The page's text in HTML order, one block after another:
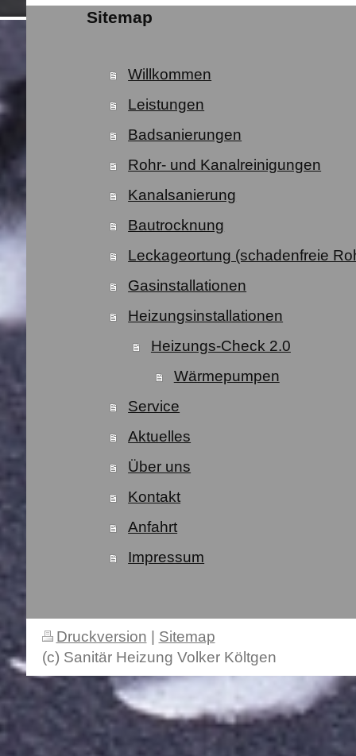
Sitemap
Willkommen
Leistungen
Badsanierungen
Rohr- und Kanalreinigungen
Kanalsanierung
Bautrocknung
Leckageortung (schadenfreie
Gasinstallationen
Heizungsinstallationen
Heizungs-Check 2.0
Wärmepumpen
Service
Aktuelles
Über uns
Kontakt
Anfahrt
Impressum
Druckversion
Sitemap
(c) Sanitär Heizung Volker Költgen